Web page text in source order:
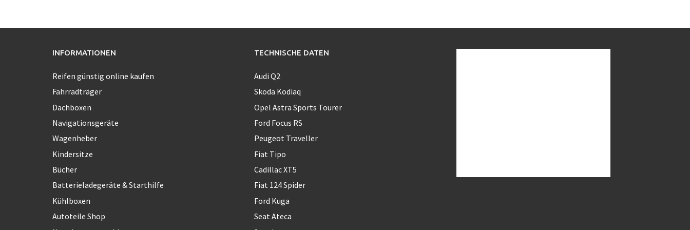
INFORMATIONEN
Reifen günstig online kaufen
Fahrradträger
Dachboxen
Navigationsgeräte
Wagenheber
Kindersitze
Bücher
Batterieladegeräte & Starthilfe
Kühlboxen
Autoteile Shop
TECHNISCHE DATEN
Audi Q2
Skoda Kodiaq
Opel Astra Sports Tourer
Ford Focus RS
Peugeot Traveller
Fiat Tipo
Cadillac XT5
Fiat 124 Spider
Ford Kuga
Seat Ateca